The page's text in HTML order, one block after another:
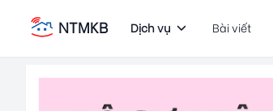
NTMKB Dịch vụ Bài viết